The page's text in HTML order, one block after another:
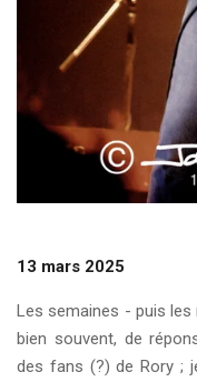
13 mars 2025
Les semaines - puis
bien souvent, de
des fans (?) de Rory ;